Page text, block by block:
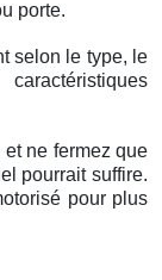
porte.
selon le type, le
ne fermez que
pourrait suffire.
pour plus